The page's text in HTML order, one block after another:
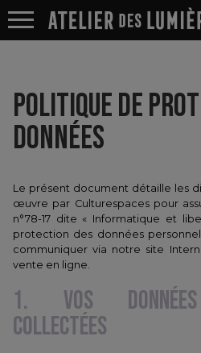
POLITIQUE DE
DONNÉES
Le présent document détaille les
œuvre par Culturespaces pour
n°78-17 dite « Informatique et
protection des données
communiquer via notre site
vente en ligne.
1. VOS DONNÉES
COLLECTÉES